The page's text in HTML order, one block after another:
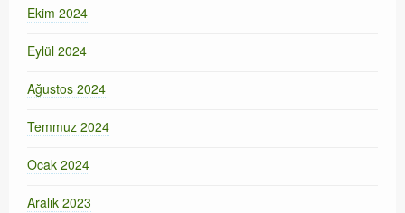
Ekim 2024
Eylül 2024
Ağustos 2024
Temmuz 2024
Ocak 2024
Aralık 2023